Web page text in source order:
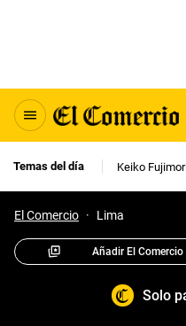
Temas del día Keiko
El Comercio · Lima
Añadir El
Solo